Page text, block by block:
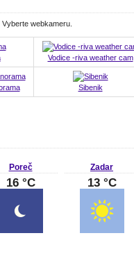
webkameru.
Vodice -riva weather cam
Sibenik
Poreč
16 °C
Zadar
13 °C